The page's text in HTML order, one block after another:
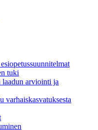
tuki
laadun arviointi ja
varhaiskasvatuksesta